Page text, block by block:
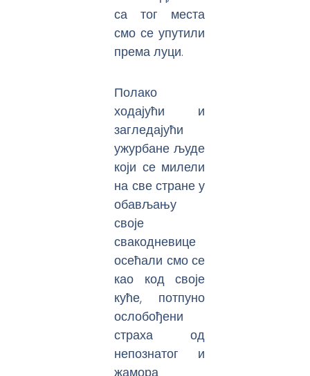
са тог места
смо се упутили
према луци.
Полако
ходајући и
загледајући
ужурбане људе
који се милели
на све стране у
обављању
своје
свакодневице
осећали смо се
као код своје
куће, потпуно
ослобођени
страха од
непознатог и
жамора